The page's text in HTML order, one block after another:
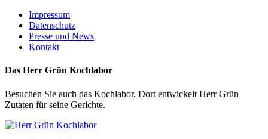
Impressum
Datenschutz
Presse und News
Kontakt
Das Herr Grün Kochlabor
Besuchen Sie auch das Kochlabor. Dort entwickelt Herr Grün
Zutaten für seine Gerichte.